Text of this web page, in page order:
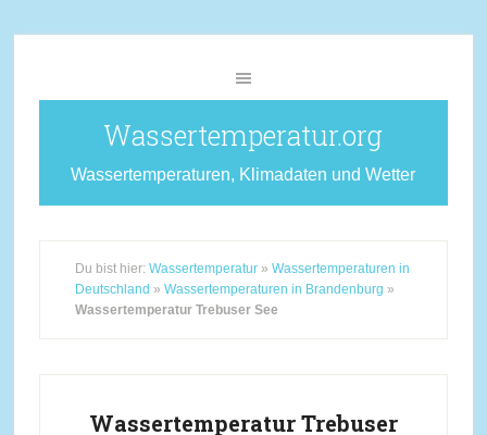
Wassertemperatur.org
Wassertemperaturen, Klimadaten und Wetter
Du bist hier: Wassertemperatur» Wassertemperaturen in
Deutschland » Wassertemperaturen in Brandenburg »
Wassertemperatur Trebuser See
Wassertemperatur Trebuser